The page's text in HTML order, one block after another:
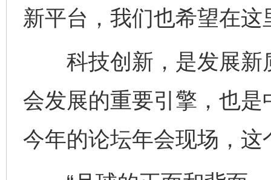
新平台，我们也希望在
科技创新，是发展新
会发展的重要引擎，也
今年的论坛年会现场，